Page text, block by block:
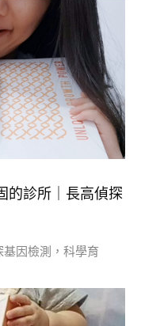
的診所｜長高偵探
基因檢測，科學育